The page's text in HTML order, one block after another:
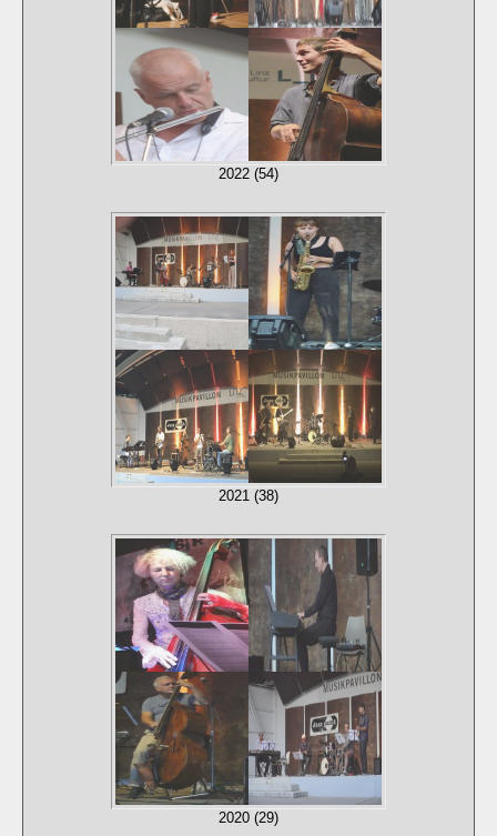
2022 (54)
2021 (38)
2020 (29)